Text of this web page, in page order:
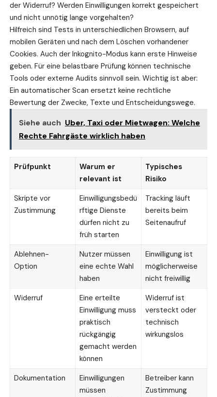
der Widerruf? Werden Einwilligungen korrekt gespeichert
und nicht unnötig lange vorgehalten?
Hilfreich sind Tests in unterschiedlichen Browsern, auf
mobilen Geräten und nach dem Löschen vorhandener
Cookies. Auch der Inkognito-Modus kann erste Hinweise
geben. Für eine belastbare Prüfung können technische
Tools oder externe Audits sinnvoll sein. Wichtig ist aber:
Ein automatischer Scan ersetzt keine rechtliche
Bewertung der Zwecke, Texte und Entscheidungswege.
Siehe auch Uber, Taxi oder Mietwagen: Welche
Rechte Fahrgäste wirklich haben
Prüfpunkt
Warum er
relevant ist
Typisches
Risiko
Skripte vor
Zustimmung
Einwilligungsbedü
rftige Dienste
dürfen nicht zu
früh starten
Tracking läuft
bereits beim
Seitenaufruf
Ablehnen-
Option
Nutzer müssen
eine echte Wahl
haben
Einwilligung ist
möglicherweise
nicht freiwillig
Widerruf
Eine erteilte
Einwilligung muss
praktisch
rückgängig
gemacht werden
können
Widerruf ist
versteckt oder
technisch
wirkungslos
Dokumentation
Einwilligungen
müssen
Betreiber kann
Zustimmung